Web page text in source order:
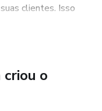
clientes. Isso
e acessíveis:
experiência única
criou o